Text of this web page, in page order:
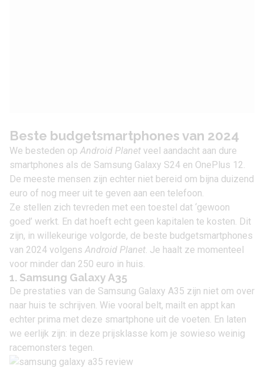
Beste budgetsmartphones van 2024
We besteden op Android Planet veel aandacht aan dure
smartphones als de Samsung Galaxy S24 en OnePlus 12.
De meeste mensen zijn echter niet bereid om bijna duizend
euro of nog meer uit te geven aan een telefoon.
Ze stellen zich tevreden met een toestel dat ‘gewoon
goed’ werkt. En dat hoeft echt geen kapitalen te kosten. Dit
zijn, in willekeurige volgorde, de beste budgetsmartphones
van 2024 volgens Android Planet. Je haalt ze momenteel
voor minder dan 250 euro in huis.
1. Samsung Galaxy A35
De prestaties van de Samsung Galaxy A35 zijn niet om over
naar huis te schrijven. Wie vooral belt, mailt en appt kan
echter prima met deze smartphone uit de voeten. En laten
we eerlijk zijn: in deze prijsklasse kom je sowieso weinig
racemonsters tegen.